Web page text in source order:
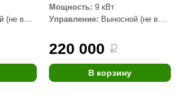
(не в
Мощность: 9 кВт
Управление: Выносной (не в
220 000 i
В корзину